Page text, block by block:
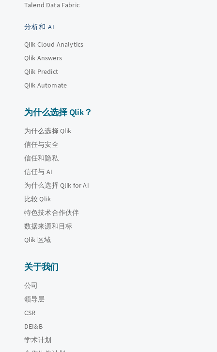
Talend Data Fabric
分析和 AI
Qlik Cloud Analytics
Qlik Answers
Qlik Predict
Qlik Automate
为什么选择 Qlik？
为什么选择 Qlik
信任与安全
信任和隐私
信任与 AI
为什么选择 Qlik for AI
比较 Qlik
特色技术合作伙伴
数据来源和目标
Qlik 区域
关于我们
公司
领导层
CSR
DEI&B
学术计划